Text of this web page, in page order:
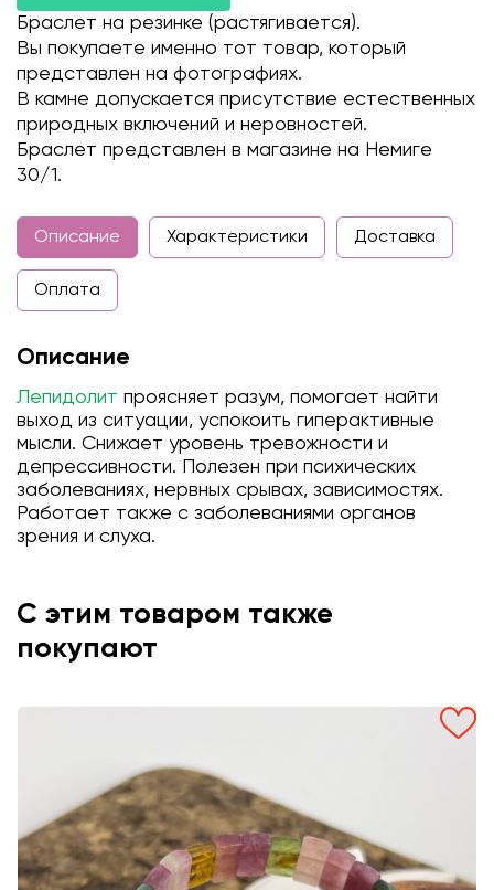
Браслет на резинке (растягивается).
Вы покупаете именно тот товар, который
представлен на фотографиях.
В камне допускается присутствие естественных
природных включений и неровностей.
Браслет представлен в магазине на Немиге
30/1.
Описание Характеристики Доставка
Оплата
Описание
Лепидолит проясняет разум, помогает найти
выход из ситуации, успокоить гиперактивные
мысли. Снижает уровень тревожности и
депрессивности. Полезен при психических
заболеваниях, нервных срывах, зависимостях.
Работает также с заболеваниями органов
зрения и слуха.
С этим товаром также
покупают